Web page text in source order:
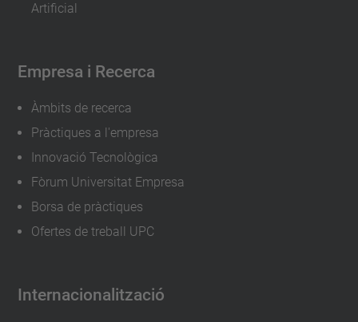
Artificial
Empresa i Recerca
Àmbits de recerca
Pràctiques a l'empresa
Innovació Tecnològica
Fòrum Universitat Empresa
Borsa de pràctiques
Ofertes de treball UPC
Internacionalització